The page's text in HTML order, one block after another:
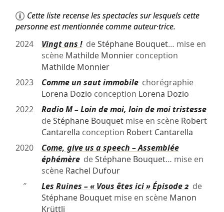
Cette liste recense les spectacles sur lesquels cette
personne est mentionnée comme auteur·trice.
2024
Vingt ans !deStéphane Bouquet… mise en
scène Mathilde Monnierconception
Mathilde Monnier
2023
Comme un saut immobilechorégraphie
Lorena Dozio conception Lorena Dozio
2022
Radio M – Loin de moi, loin de moi tristesse
deStéphane Bouquetmise en scène Robert
Cantarella conception Robert Cantarella
2020
Come, give us a speech – Assemblée
éphémèredeStéphane Bouquet… mise en
scène Rachel Dufour
″
Les Ruines – « Vous êtes ici » Épisode 2 de
Stéphane Bouquetmise en scène Manon
Krüttli